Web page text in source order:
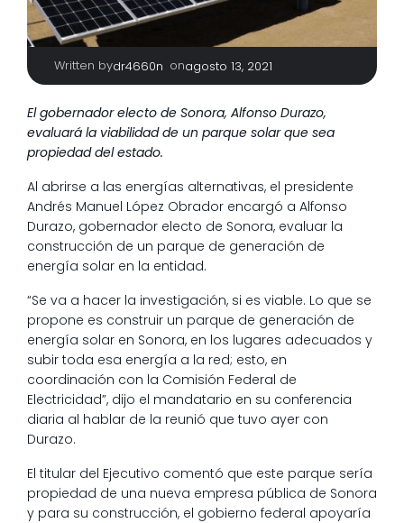
Written bydr4660n onagosto 13, 2021
El gobernador electo de Sonora, Alfonso Durazo,
evaluará la viabilidad de un parque solar que sea
propiedad del estado.
Al abrirse a las energías alternativas, el presidente
Andrés Manuel López Obrador encargó a Alfonso
Durazo, gobernador electo de Sonora, evaluar la
construcción de un parque de generación de
energía solar en la entidad.
“Se va a hacer la investigación, si es viable. Lo que se
propone es construir un parque de generación de
energía solar en Sonora, en los lugares adecuados y
subir toda esa energía a la red; esto, en
coordinación con la Comisión Federal de
Electricidad”, dijo el mandatario en su conferencia
diaria al hablar de la reunió que tuvo ayer con
Durazo.
El titular del Ejecutivo comentó que este parque sería
propiedad de una nueva empresa pública de Sonora
y para su construcción, el gobierno federal apoyaría